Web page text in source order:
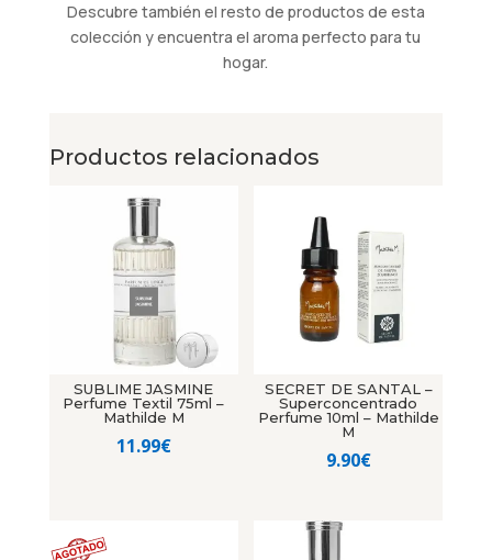
Descubre también el resto de productos de esta
colección y encuentra el aroma perfecto para tu
hogar.
Productos relacionados
SUBLIME JASMINE
Perfume Textil 75ml –
Mathilde M
11.99€
SECRET DE SANTAL –
Superconcentrado
Perfume 10ml – Mathilde
M
9.90€